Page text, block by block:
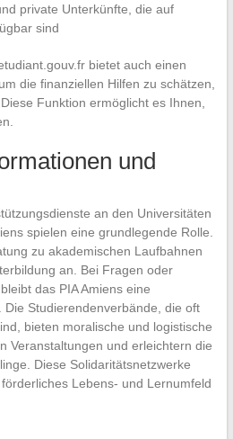
private Unterkünfte, die auf
sind
bietet auch einen
die finanziellen Hilfen zu schätzen,
Funktion ermöglicht es Ihnen,
und
an den Universitäten
spielen eine grundlegende Rolle.
zu akademischen Laufbahnen
an. Bei Fragen oder
das PIA Amiens eine
Studierendenverbände, die oft
bieten moralische und logistische
Veranstaltungen und erleichtern die
Diese Solidaritätsnetzwerke
Lebens- und Lernumfeld